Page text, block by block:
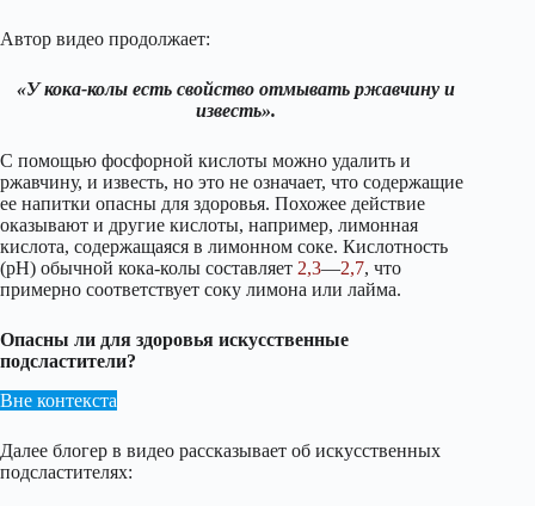
Автор видео продолжает:
«У кока-колы есть свойство отмывать ржавчину и
известь».
С помощью фосфорной кислоты можно удалить и
ржавчину, и известь, но это не означает, что содержащие
ее напитки опасны для здоровья. Похожее действие
оказывают и другие кислоты, например, лимонная
кислота, содержащаяся в лимонном соке. Кислотность
(pH) обычной кока-колы составляет 2,3—2,7, что
примерно соответствует соку лимона или лайма.
Опасны ли для здоровья искусственные
подсластители?
Вне контекста
Далее блогер в видео рассказывает об искусственных
подсластителях: